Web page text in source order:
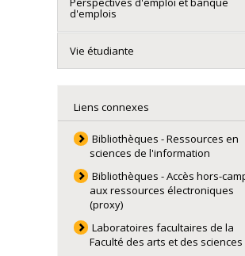
d'emplois
Vie étudiante
Liens connexes
Bibliothèques - Ressources en
sciences de l'information
Bibliothèques - Accès hors-
aux ressources électroniques
(proxy)
Laboratoires facultaires de la
Faculté des arts et des sciences